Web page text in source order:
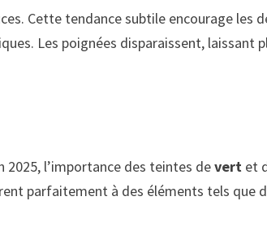
Cette tendance subtile encourage les
Les poignées disparaissent, laissant
2025, l’importance des teintes devert et
parfaitement à des éléments tels que